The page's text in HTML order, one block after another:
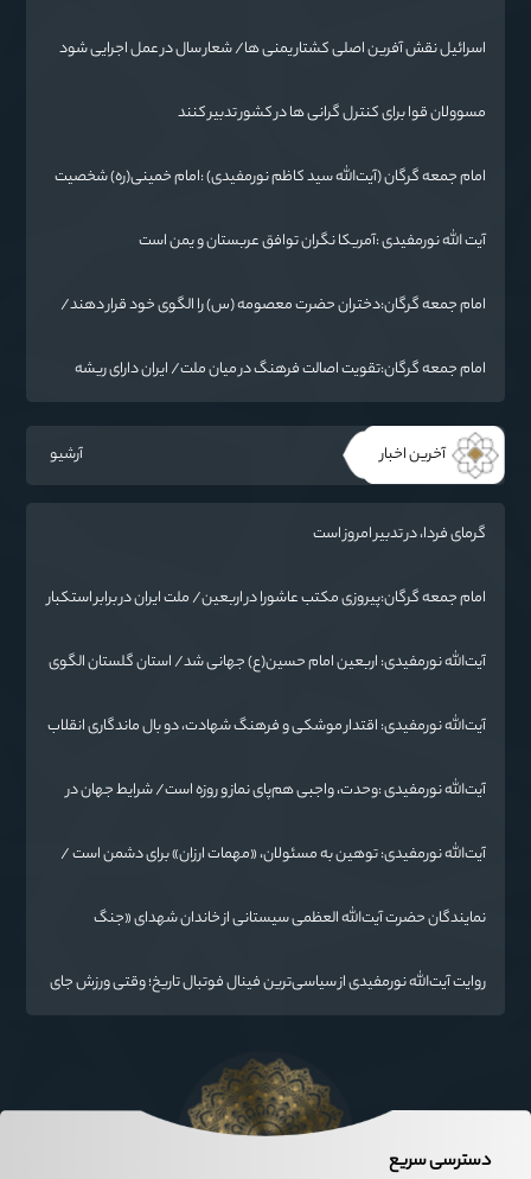
اسرائیل نقش آفرین اصلی کشتار یمنی ها/ شعار سال در عمل اجرایی شود
مسوولان قوا برای کنترل گرانی ها در کشور تدبیر کنند
امام جمعه گرگان (آیت‌الله سید کاظم نورمفیدی) :امام خمینی(ره) شخصیت
آیت الله نورمفیدی :آمریکا نگران توافق عربستان و یمن است
امام جمعه گرگان:دختران حضرت معصومه (س) را الگوی خود قرار دهند/
امام جمعه گرگان:تقویت اصالت فرهنگ در میان ملت/ ایران دارای ریشه
آخرین اخبار آرشیو
گرمای فردا، در تدبیر امروز است
امام جمعه گرگان:پیروزی مکتب عاشورا در اربعین/ ملت ایران در برابر استکبار
آیت‌الله نورمفیدی: اربعین امام حسین(ع) جهانی شد/ استان گلستان الگوی
آیت‌الله نورمفیدی: اقتدار موشکی و فرهنگ شهادت، دو بال ماندگاری انقلاب
آیت‌الله نورمفیدی :وحدت، واجبی هم‌پای نماز و روزه است/ شرایط جهان در
آیت‌الله نورمفیدی: توهین به مسئولان، «مهمات ارزان» برای دشمن است /
نمایندگان حضرت آیت‌الله العظمی سیستانی از خاندان شهدای «جنگ
روایت آیت‌الله نورمفیدی از سیاسی‌ترین فینال فوتبال تاریخ؛ وقتی ورزش جای
دسترسی سریع